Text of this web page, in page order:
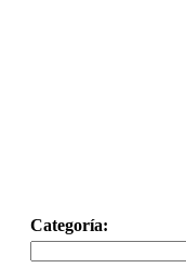
Categoría: